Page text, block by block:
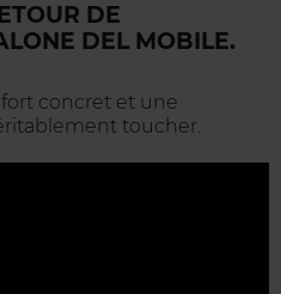
DE
DEL MOBILE.
concret et une
toucher.